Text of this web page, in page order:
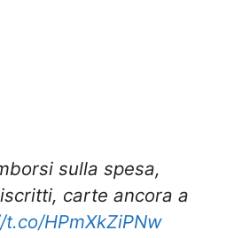
carte ancora a
HPmXkZiPNw